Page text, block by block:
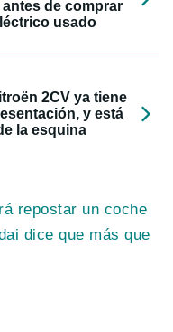
de comprar
usado
2CV ya tiene
y está
la esquina
repostar un coche
dice que más que